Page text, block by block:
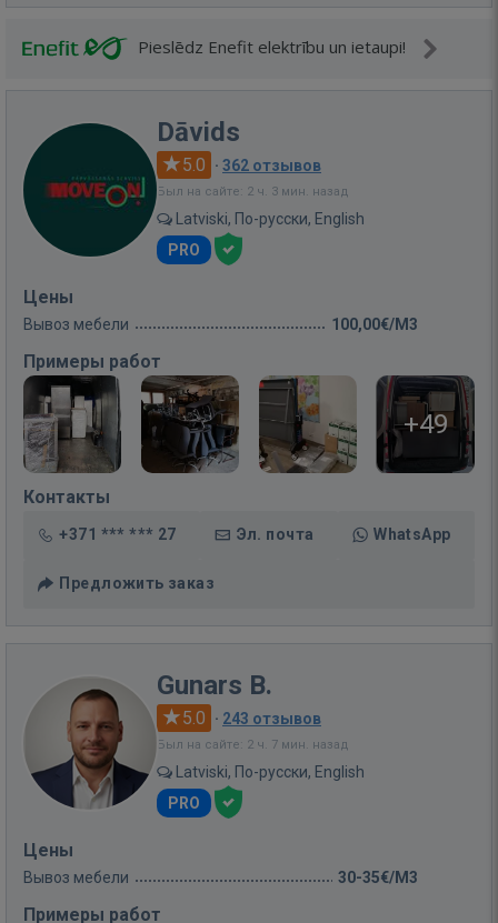
Pieslēdz Enefit elektrību un ietaupi!
Dāvids
5.0 · 362 отзывов
Был на сайте: 2 ч. 3 мин. назад
Latviski, По-русски, English
PRO
Цены
Вывоз мебели 100,00€/M3
Примеры работ
+49
Контакты
+371 *** *** 27 Эл. почта WhatsApp
Предложить заказ
Gunars B.
5.0 · 243 отзывов
Был на сайте: 2 ч. 7 мин. назад
Latviski, По-русски, English
PRO
Цены
Вывоз мебели 30-35€/M3
Примеры работ